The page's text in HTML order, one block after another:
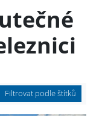
Filtrovat podle štítků